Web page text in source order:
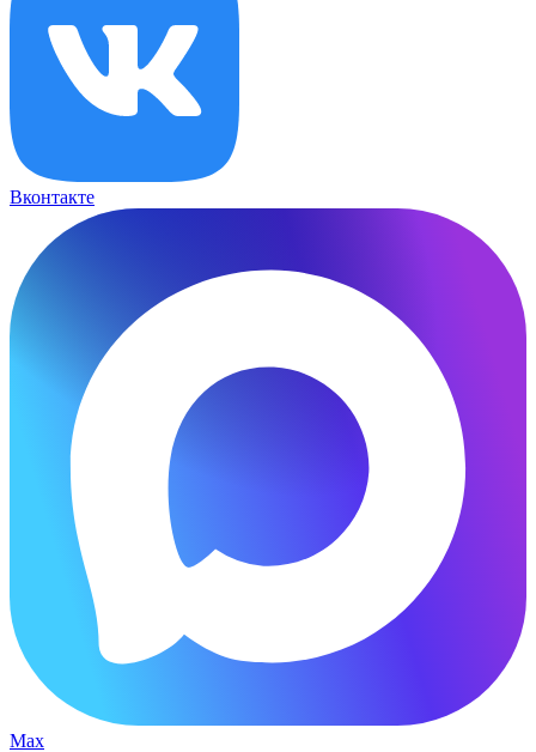
Вконтакте
Max